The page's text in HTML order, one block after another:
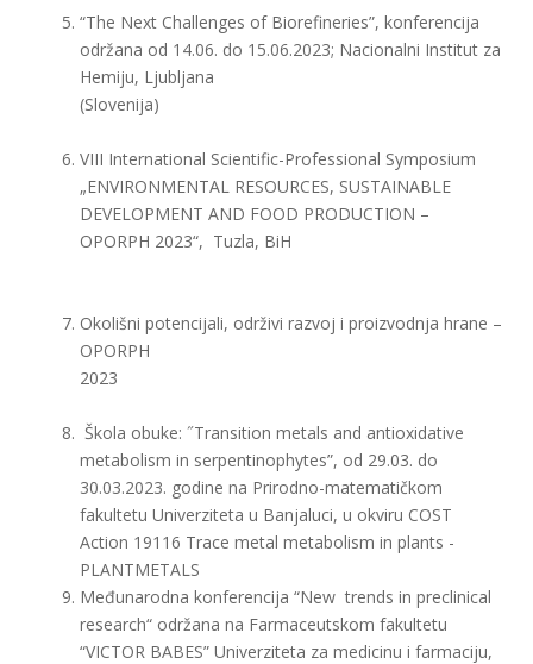
“The Next Challenges of Biorefineries”, konferencija
održana od 14.06. do 15.06.2023; Nacionalni Institut za
Hemiju, Ljubljana
(Slovenija)
VIII International Scientific-Professional Symposium
„ENVIRONMENTAL RESOURCES, SUSTAINABLE
DEVELOPMENT AND FOOD PRODUCTION –
OPORPH 2023“, Tuzla, BiH
Okolišni potencijali, održivi razvoj i proizvodnja hrane –
OPORPH
2023
Škola obuke: ˝Transition metals and antioxidative
metabolism in serpentinophytes”, od 29.03. do
30.03.2023. godine na Prirodno-matematičkom
fakultetu Univerziteta u Banjaluci, u okviru COST
Action 19116 Trace metal metabolism in plants -
PLANTMETALS
Međunarodna konferencija “New trends in preclinical
research“ održana na Farmaceutskom fakultetu
“VICTOR BABES” Univerziteta za medicinu i farmaciju,